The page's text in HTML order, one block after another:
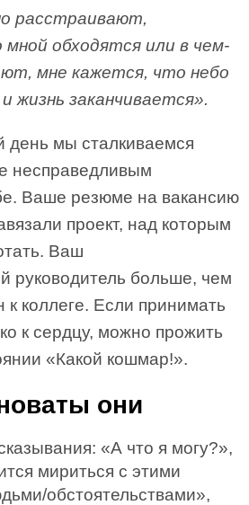
расстраивают,
мной обходятся или в чем-
мне кажется, что небо
жизнь заканчивается».
день мы сталкиваемся
несправедливым
Ваше резюме на вакансию
проект, над которым
Ваш
руководитель больше, чем
к коллеге. Если принимать
к сердцу, можно прожить
«Какой кошмар!».
они
«А что я могу?»,
мириться с этими
обстоятельствами»,